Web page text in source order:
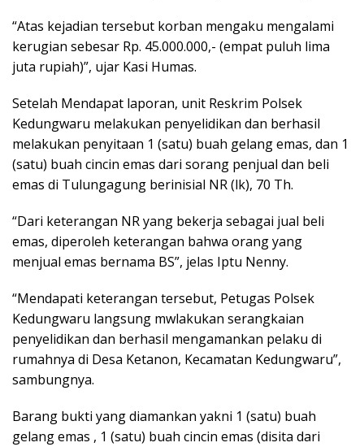
“Atas kejadian tersebut korban mengaku mengalami
kerugian sebesar Rp. 45.000.000,- (empat puluh lima
juta rupiah)”, ujar Kasi Humas.
Setelah Mendapat laporan, unit Reskrim Polsek
Kedungwaru melakukan penyelidikan dan berhasil
melakukan penyitaan 1 (satu) buah gelang emas, dan 1
(satu) buah cincin emas dari sorang penjual dan beli
emas di Tulungagung berinisial NR (lk), 70 Th.
“Dari keterangan NR yang bekerja sebagai jual beli
emas, diperoleh keterangan bahwa orang yang
menjual emas bernama BS”, jelas Iptu Nenny.
“Mendapati keterangan tersebut, Petugas Polsek
Kedungwaru langsung mwlakukan serangkaian
penyelidikan dan berhasil mengamankan pelaku di
rumahnya di Desa Ketanon, Kecamatan Kedungwaru”,
sambungnya.
Barang bukti yang diamankan yakni 1 (satu) buah
gelang emas , 1 (satu) buah cincin emas (disita dari